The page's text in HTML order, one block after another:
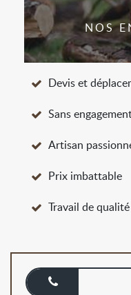
NOS
Devis et
Sans
Artisan
Prix imbattable
Travail de qualité